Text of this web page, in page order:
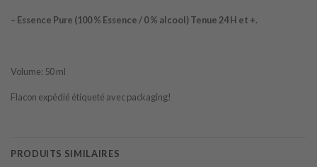
– Essence Pure (100 % Essence / 0 % alcool) Tenue 24 H et +.
Volume: 50 ml
Flacon expédié étiqueté avec packaging!
PRODUITS SIMILAIRES